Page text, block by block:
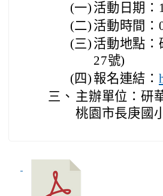
(一) 活動日期：
(二) 活動時間：
(三) 活動地點
27號)
(四) 報名連結：
三、 主辦單位：研
桃園市長庚國